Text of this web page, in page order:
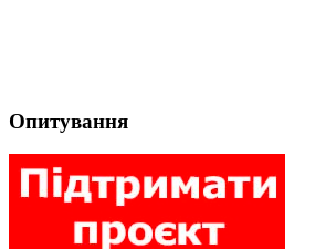
Опитування